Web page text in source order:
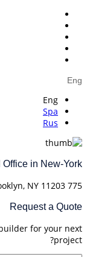
Eng
Eng
Spa
Rus
Office in New-York
775 New York Ave, Brooklyn, NY 11203
Request a Quote
for your next
project?